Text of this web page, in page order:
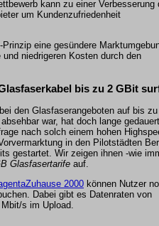
kann zu einer Verbesserung
um Kundenzufriedenheit
eine gesündere
niedrigeren Kosten durch den
bis zu 2 GBit
den Glasfaserangeboten auf bis
war, hat doch lange
nach solch einem hohen
in den Pilotstädten
gestartet. Wir zeigen ihnen -wie
Glasfasertarife auf.
2000 können Nutzer
Dabei gibt es Datenraten von
s im Upload.